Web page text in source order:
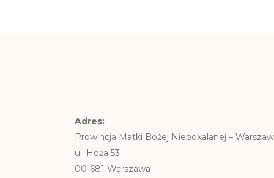
Adres:
Prowincja Matki Bożej Niepokalanej –
ul. Hoża 53
00-681 Warszawa